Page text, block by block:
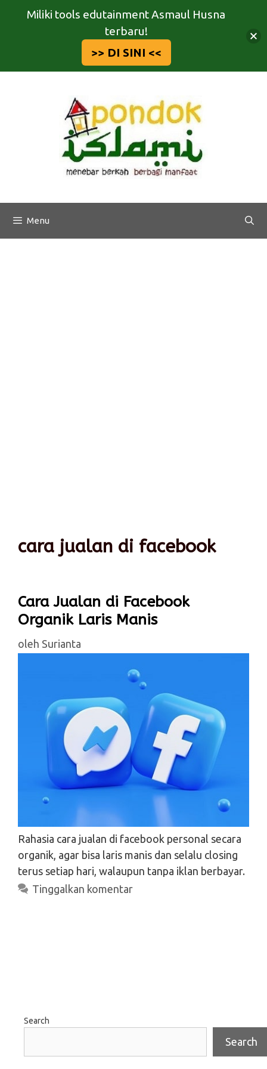
Menu
cara jualan di facebook
Cara Jualan di Facebook
Organik Laris Manis
oleh Surianta
Rahasia cara jualan di facebook personal secara
organik, agar bisa laris manis dan selalu closing
terus setiap hari, walaupun tanpa iklan berbayar.
Tinggalkan komentar
Search
Search
Miliki tools edutainment Asmaul Husna
terbaru!
>> DI SINI <<